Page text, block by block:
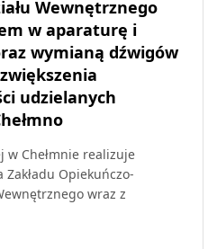
Wewnętrznego
w aparaturę i
wymianą dźwigów
udzielanych
w Chełmnie realizuje
Opiekuńczo-
wraz z